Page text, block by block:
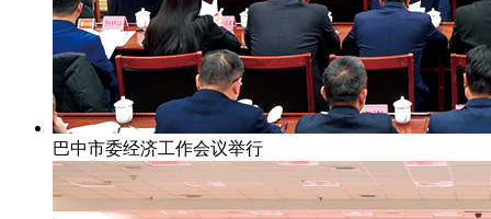
巴中市委经济工作会议举行